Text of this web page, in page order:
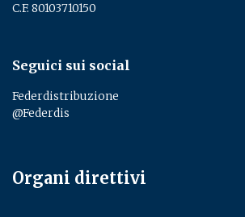
C.F. 80103710150
Seguici sui social
Federdistribuzione
@Federdis
Organi direttivi